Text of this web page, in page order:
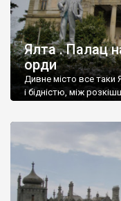
Ялта . Палац
орди
Дивне місто все таки
і бідністю, між